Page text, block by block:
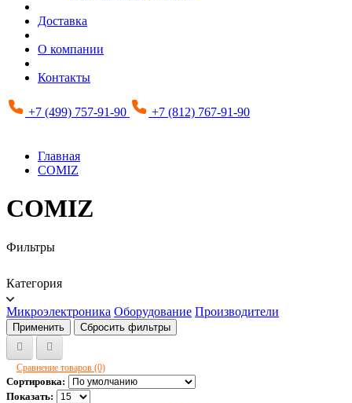
Доставка
О компании
Контакты
+7 (499) 757-91-90 +7 (812) 767-91-90
Главная
COMIZ
COMIZ
Фильтры
Категория
Микроэлектроника Оборудование Производители
Применить Сбросить фильтры
Сравнение товаров (0)
Сортировка:
Показать: